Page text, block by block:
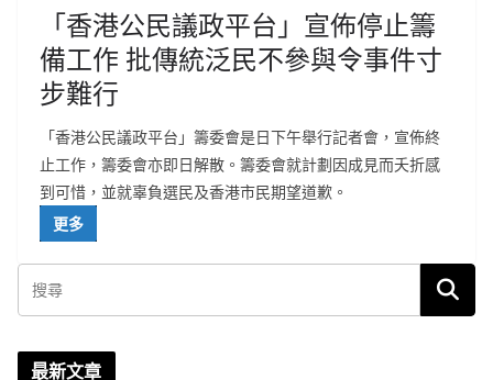
「香港公民議政平台」宣佈停止籌
備工作 批傳統泛民不參與令事件寸
步難行
「香港公民議政平台」籌委會是日下午舉行記者會，宣佈終
止工作，籌委會亦即日解散。籌委會就計劃因成見而夭折感
到可惜，並就辜負選民及香港市民期望道歉。
更多
最新文章